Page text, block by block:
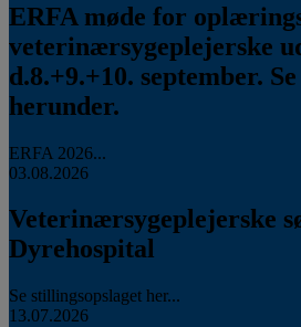
ERFA møde for
veterinærsygeplejerske
d.8.+9.+10. september.
herunder.
ERFA 2026...
03.08.2026
Veterinærsygeplejerske
Dyrehospital
Se stillingsopslaget her...
13.07.2026